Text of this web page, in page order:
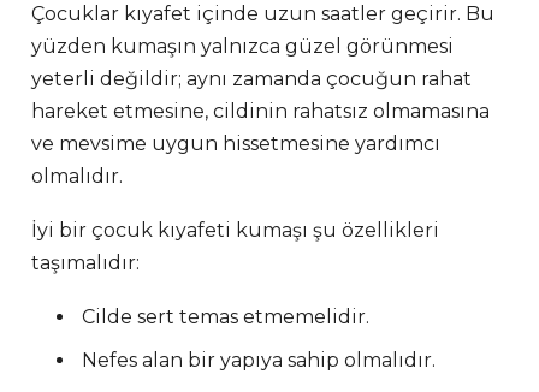
Çocuklar kıyafet içinde uzun saatler geçirir. Bu
yüzden kumaşın yalnızca güzel görünmesi
yeterli değildir; aynı zamanda çocuğun rahat
hareket etmesine, cildinin rahatsız olmamasına
ve mevsime uygun hissetmesine yardımcı
olmalıdır.
İyi bir çocuk kıyafeti kumaşı şu özellikleri
taşımalıdır:
Cilde sert temas etmemelidir.
Nefes alan bir yapıya sahip olmalıdır.